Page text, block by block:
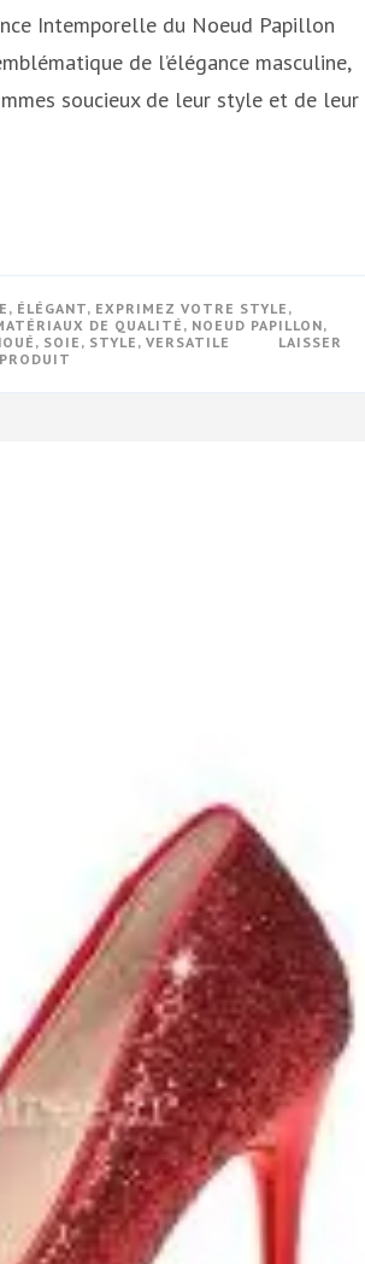
Intemporelle du Noeud Papillon
de l’élégance masculine,
soucieux de leur style et de leur
, ÉLÉGANT, EXPRIMEZ VOTRE STYLE ,
DE QUALITÉ, NOEUD PAPILLON,
, SOIE , STYLE , VERSATILE
LAISSER